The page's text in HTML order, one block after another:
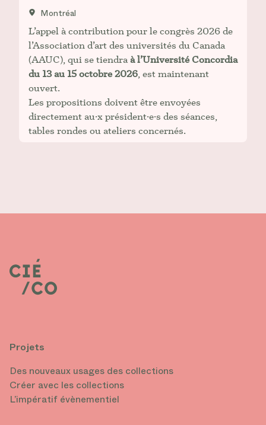
Montréal
L’appel à contribution pour le congrès 2026 de
l’Association d’art des universités du Canada
(AAUC), qui se tiendra à l’Université Concordia
du 13 au 15 octobre 2026 , est maintenant
ouvert.
Les propositions doivent être envoyées
directement au·x président·e·s des séances,
tables rondes ou ateliers concernés.
Projets
Des nouveaux usages des collections
Créer avec les collections
L’impératif évènementiel